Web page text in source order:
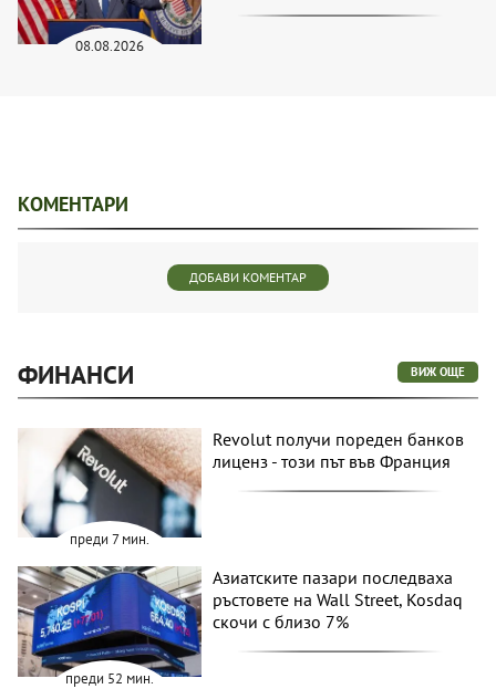
08.08.2026
КОМЕНТАРИ
ДОБАВИ КОМЕНТАР
ФИНАНСИ ВИЖ ОЩЕ
преди 7 мин.
Revolut получи пореден банков
лиценз - този път във Франция
преди 52 мин.
Азиатските пазари последваха
ръстовете на Wall Street, Kosdaq
скочи с близо 7%